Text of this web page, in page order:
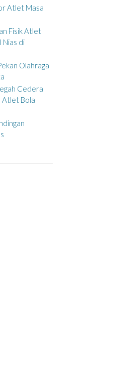
Atlet Masa
Fisik Atlet
Nias di
Olahraga
Cedera
Atlet Bola